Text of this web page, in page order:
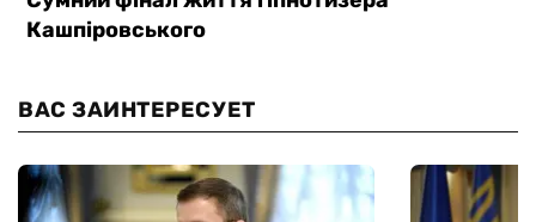
ВАС ЗАИНТЕРЕСУЕТ